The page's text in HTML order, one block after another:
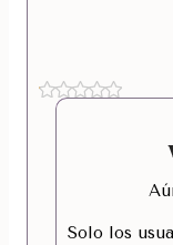
Solo los